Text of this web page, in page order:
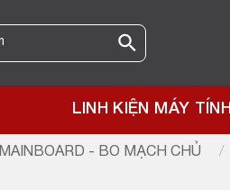
LINH KIỆN MÁY TÍNH
MAINBOARD - BO MẠCH CHỦ /